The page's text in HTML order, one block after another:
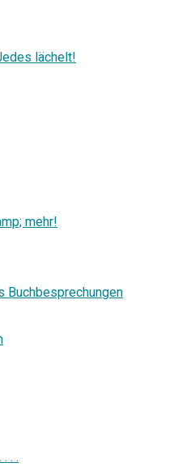
lächelt!
mehr!
Buchbesprechungen
. .